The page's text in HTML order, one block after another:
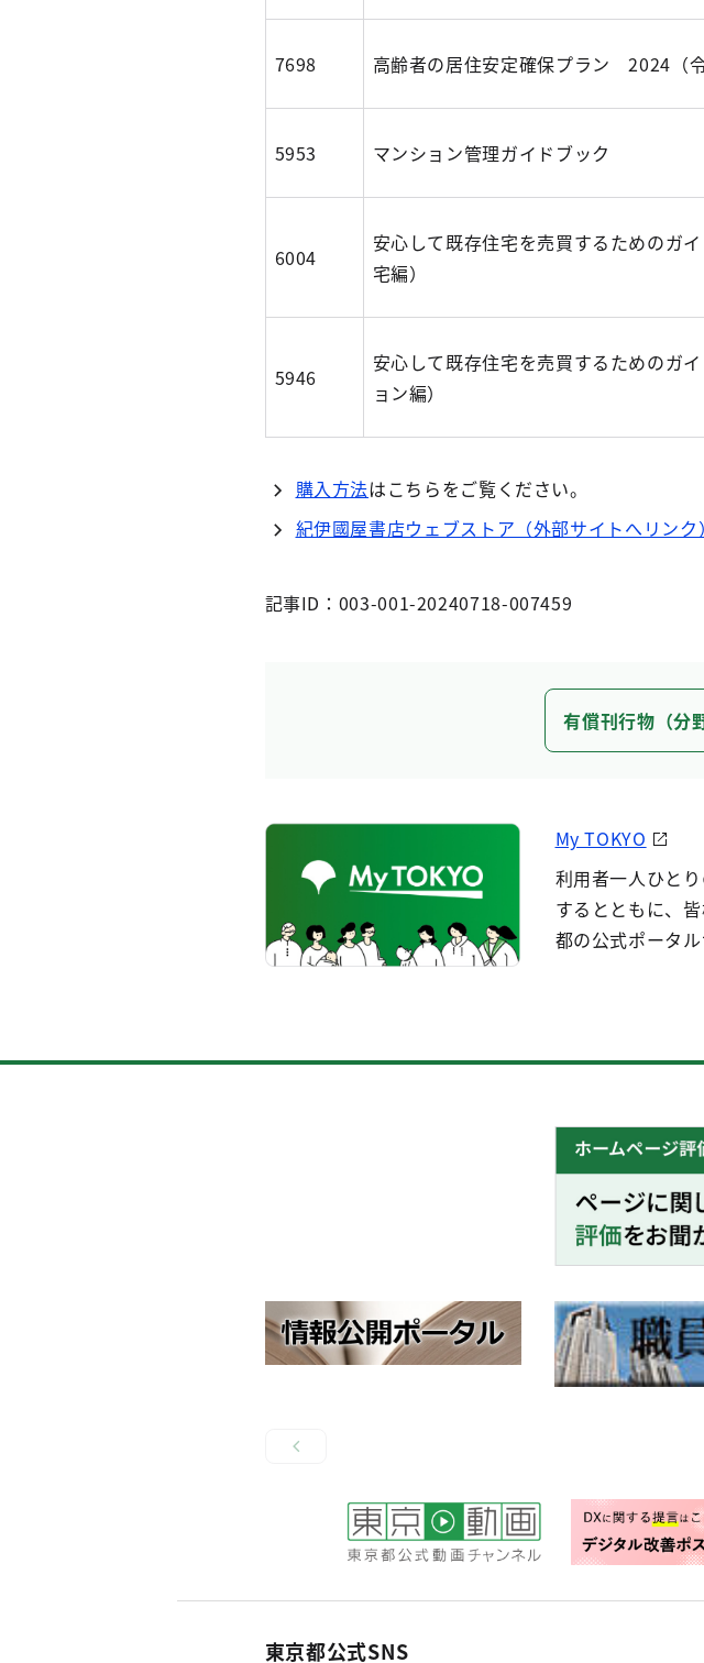
7698 高齢者の居住安定確保プラン 2024（
5953 マンション管理ガイドブック
6004
安心して既存住宅を売買するためのガ
宅編）
5946
安心して既存住宅を売買するためのガ
ョン編）
購入方法はこちらをご覧ください。
紀伊國屋書店ウェブストア（外部サイトへリンク）
記事ID：003-001-20240718-007459
有償刊行物（分
My TOKYO
利用者一人ひと
するとともに、
都の公式ポータル
東京都公式SNS